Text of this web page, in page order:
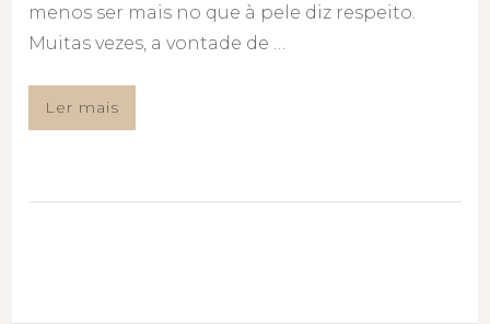
menos ser mais no que à pele diz respeito.
Muitas vezes, a vontade de …
Ler mais